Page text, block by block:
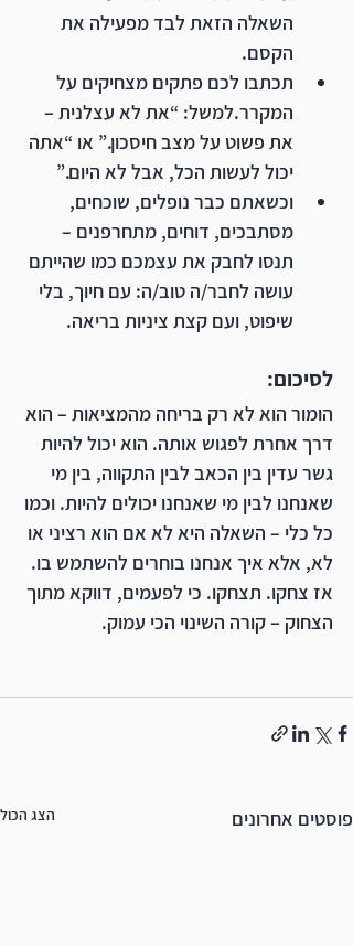
השאלה הזאת לבד מפעילה את
הקסם.
תכתבו לכם פתקים מצחיקים על
המקרר.למשל: “את לא עצלנית –
את פשוט על מצב חיסכון.” או “אתה
יכול לעשות הכל, אבל לא היום.”
וכשאתם כבר נופלים, שוכחים,
מסתבכים, דוחים, מתחרפנים –
תנסו לחבק את עצמכם כמו שהייתם
עושה לחבר/ה טוב/ה: עם חיוך, בלי
שיפוט, ועם קצת ציניות בריאה.
לסיכום:
הומור הוא לא רק בריחה מהמציאות – הוא
דרך אחרת לפגוש אותה. הוא יכול להיות
גשר עדין בין הכאב לבין התקווה, בין מי
שאנחנו לבין מי שאנחנו יכולים להיות. וכמו
כל כלי – השאלה היא לא אם הוא רציני או
לא, אלא איך אנחנו בוחרים להשתמש בו.
אז צחקו. תצחקו. כי לפעמים, דווקא מתוך
הצחוק – קורה השינוי הכי עמוק.
פוסטים אחרונים הצג הכול